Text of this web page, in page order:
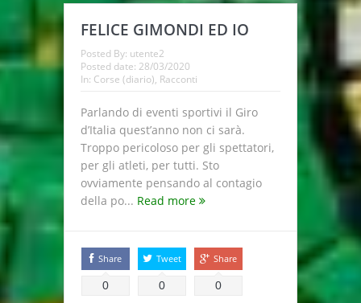
FELICE GIMONDI ED IO
Posted By: utente2
Posted date: 28/03/2020
In: Corse (diario), Racconti
Parlando di eventi sportivi il Giro
d’Italia quest’anno non ci sarà.
Troppo pericoloso per gli spettatori,
per gli atleti, per tutti. Sto
ovviamente pensando al contagio
della po... Read more
Share
0
Tweet
0
Share
0